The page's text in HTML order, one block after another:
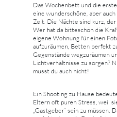
Das Wochenbett und die
eine wunderschöne, aber
Zeit. Die Nächte sind kurz, der
Wer hat da bitteschön die
eigene Wohnung für einen
aufzuräumen, Betten perfekt
Gegenstände wegzuräumen
Lichtverhältnisse zu sorgen?
musst du auch nicht!
Ein Shooting zu Hause
Eltern oft puren Stress, weil
„Gastgeber“ sein zu müssen.